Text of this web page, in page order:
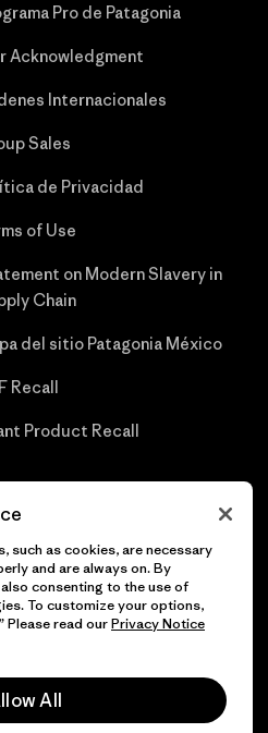
Pro de Patagonia
Acknowledgment
Internacionales
Sales
de Privacidad
of Use
on Modern Slavery in
Chain
del sitio Patagonia México
Recall
Product Recall
derechos reservados.
such as cookies, are necessary
and are always on. By
consenting to the use of
To customize your options,
Please read ourPrivacy Notice
All